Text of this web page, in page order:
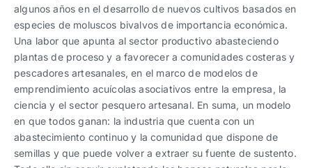
algunos años en el desarrollo de nuevos cultivos basados en
especies de moluscos bivalvos de importancia económica.
Una labor que apunta al sector productivo abasteciendo
plantas de proceso y a favorecer a comunidades costeras y
pescadores artesanales, en el marco de modelos de
emprendimiento acuícolas asociativos entre la empresa, la
ciencia y el sector pesquero artesanal. En suma, un modelo
en que todos ganan: la industria que cuenta con un
abastecimiento continuo y la comunidad que dispone de
semillas y que puede volver a extraer su fuente de sustento.